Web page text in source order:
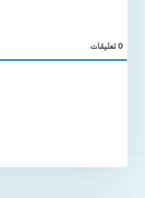
0تعليقات